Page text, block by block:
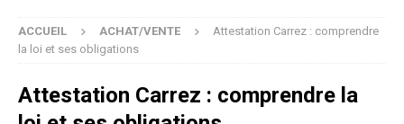
ACCUEIL ACHAT/VENTE
Attestation Carrez : comprendre
la loi et ses obligations
Attestation Carrez : comprendre la